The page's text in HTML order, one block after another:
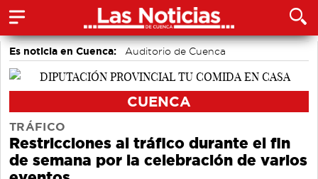
Es noticia en Cuenca: Auditorio de Cuenca
CUENCA
TRÁFICO
Restricciones al tráfico durante el fin
de semana por la celebración de varios